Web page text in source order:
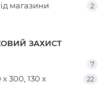
магазини
2
ЗАХИСТ
7
х 300, 130 х
22